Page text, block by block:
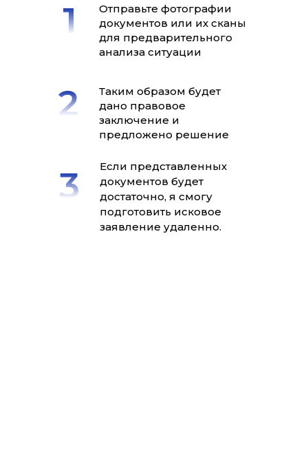
Отправьте фотографии
документов или их сканы
для предварительного
анализа ситуации
Таким образом будет
дано правовое
заключение и
предложено решение
Если представленных
документов будет
достаточно, я смогу
подготовить исковое
заявление удаленно.